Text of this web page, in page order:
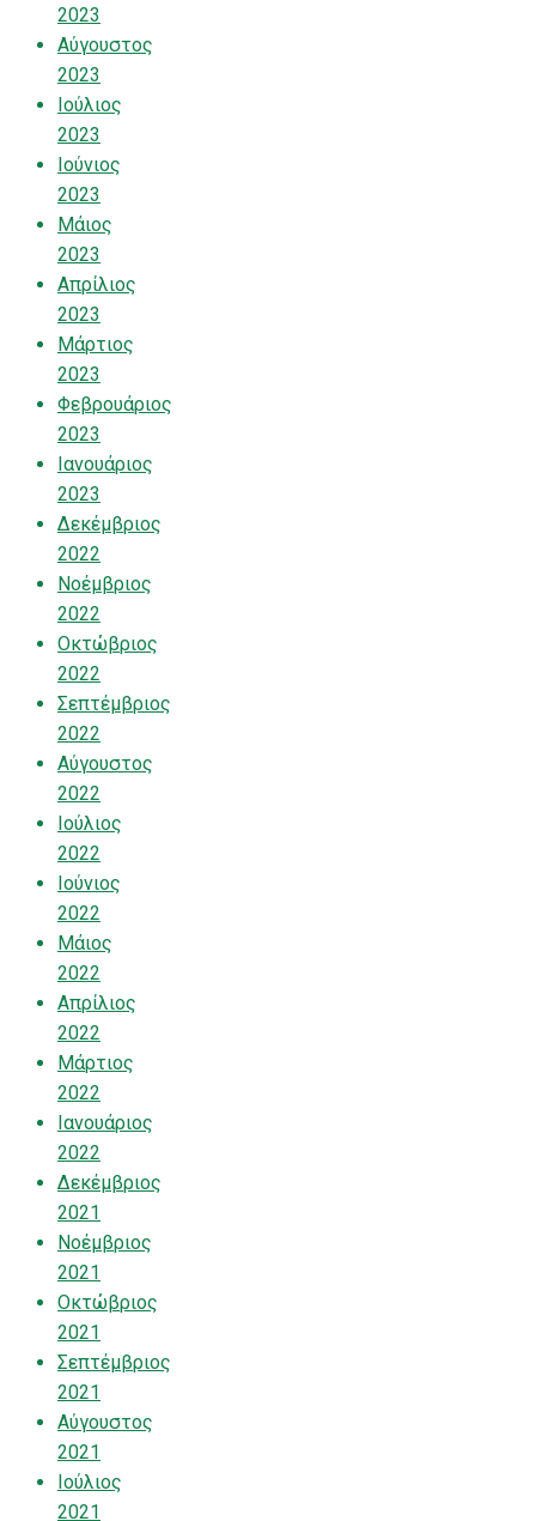
2023
Αύγουστος
2023
Ιούλιος
2023
Ιούνιος
2023
Μάιος
2023
Απρίλιος
2023
Μάρτιος
2023
Φεβρουάριος
2023
Ιανουάριος
2023
Δεκέμβριος
2022
Νοέμβριος
2022
Οκτώβριος
2022
Σεπτέμβριος
2022
Αύγουστος
2022
Ιούλιος
2022
Ιούνιος
2022
Μάιος
2022
Απρίλιος
2022
Μάρτιος
2022
Ιανουάριος
2022
Δεκέμβριος
2021
Νοέμβριος
2021
Οκτώβριος
2021
Σεπτέμβριος
2021
Αύγουστος
2021
Ιούλιος
2021